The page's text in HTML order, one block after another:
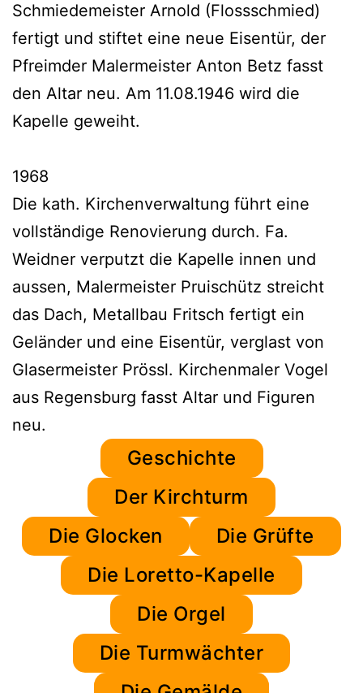
Schmiedemeister Arnold (Flossschmied)
fertigt und stiftet eine neue Eisentür, der
Pfreimder Malermeister Anton Betz fasst
den Altar neu. Am 11.08.1946 wird die
Kapelle geweiht.
1968
Die kath. Kirchenverwaltung führt eine
vollständige Renovierung durch. Fa.
Weidner verputzt die Kapelle innen und
aussen, Malermeister Pruischütz streicht
das Dach, Metallbau Fritsch fertigt ein
Geländer und eine Eisentür, verglast von
Glasermeister Prössl. Kirchenmaler Vogel
aus Regensburg fasst Altar und Figuren
neu.
Geschichte
Der Kirchturm
Die Glocken
Die Grüfte
Die Loretto-Kapelle
Die Orgel
Die Turmwächter